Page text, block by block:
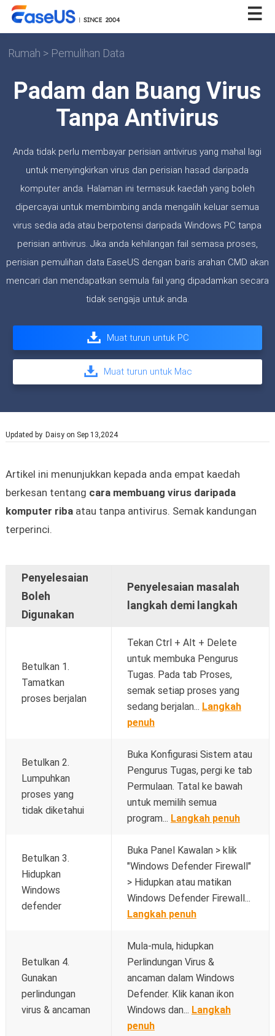
Rumah > Pemulihan Data
Padam dan Buang Virus
Tanpa Antivirus
Anda tidak perlu membayar perisian antivirus yang mahal lagi
untuk menyingkirkan virus dan perisian hasad daripada
komputer anda. Halaman ini termasuk kaedah yang boleh
dipercayai untuk membimbing anda mengalih keluar semua
virus sedia ada atau berpotensi daripada Windows PC tanpa
perisian antivirus. Jika anda kehilangan fail semasa proses,
perisian pemulihan data EaseUS dengan baris arahan CMD akan
mencari dan mendapatkan semula fail yang dipadamkan secara
tidak sengaja untuk anda.
Muat turun untuk PC
Muat turun untuk Mac
Updated by Daisyon Sep 13,2024
Artikel ini menunjukkan kepada anda empat kaedah
berkesan tentang cara membuang virus daripada
komputer ribaatau tanpa antivirus. Semak kandungan
terperinci.
Penyelesaian
Boleh
Digunakan
Penyelesaian masalah
langkah demi langkah
Betulkan 1.
Tamatkan
proses berjalan
Tekan Ctrl + Alt + Delete
untuk membuka Pengurus
Tugas. Pada tab Proses,
semak setiap proses yang
sedang berjalan... Langkah
penuh
Betulkan 2.
Lumpuhkan
proses yang
tidak diketahui
Buka Konfigurasi Sistem atau
Pengurus Tugas, pergi ke tab
Permulaan. Tatal ke bawah
untuk memilih semua
program... Langkah penuh
Betulkan 3.
Hidupkan
Windows
defender
Buka Panel Kawalan > klik
"Windows Defender Firewall"
> Hidupkan atau matikan
Windows Defender Firewall...
Langkah penuh
Betulkan 4.
Gunakan
perlindungan
virus & ancaman
Mula-mula, hidupkan
Perlindungan Virus &
ancaman dalam Windows
Defender. Klik kanan ikon
Windows dan... Langkah
penuh